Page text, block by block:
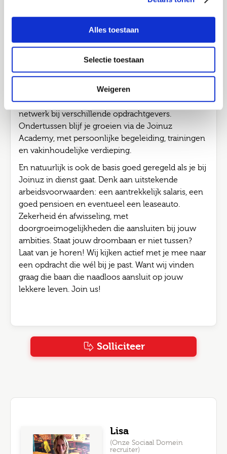
Alles toestaan
Selectie toestaan
Weigeren
In loondienst met een flexibel of vast contract? Of
liever aan de slag als zzp’er? Jij bepaalt de richting.
Wij luisteren, adviseren, denken mee en zorgen dat
via Joinuz? Dan werk je bij verschillende
opdrachtgevers aan opdrachten van 3 tot 12
maanden. Zo doe je in korte tijd brede én
waardevolle ervaring op, bouw je aan een sterk
netwerk bij verschillende opdrachtgevers.
Ondertussen blijf je groeien via de Joinuz
Academy, met persoonlijke begeleiding, trainingen
en vakinhoudelijke verdieping.
En natuurlijk is ook de basis goed geregeld als je bij
Joinuz in dienst gaat. Denk aan uitstekende
arbeidsvoorwaarden: een aantrekkelijk salaris, een
goed pensioen en eventueel een leaseauto.
Zekerheid én afwisseling, met
doorgroeimogelijkheden die aansluiten bij jouw
ambities. Staat jouw droombaan er niet tussen?
Laat van je horen! Wij kijken actief met je mee naar
een opdracht die wél bij je past. Want wij vinden
graag die baan die naadloos aansluit op jouw
lekkere leven. Join us!
Solliciteer
Lisa
(Onze Sociaal Domein
recruiter)